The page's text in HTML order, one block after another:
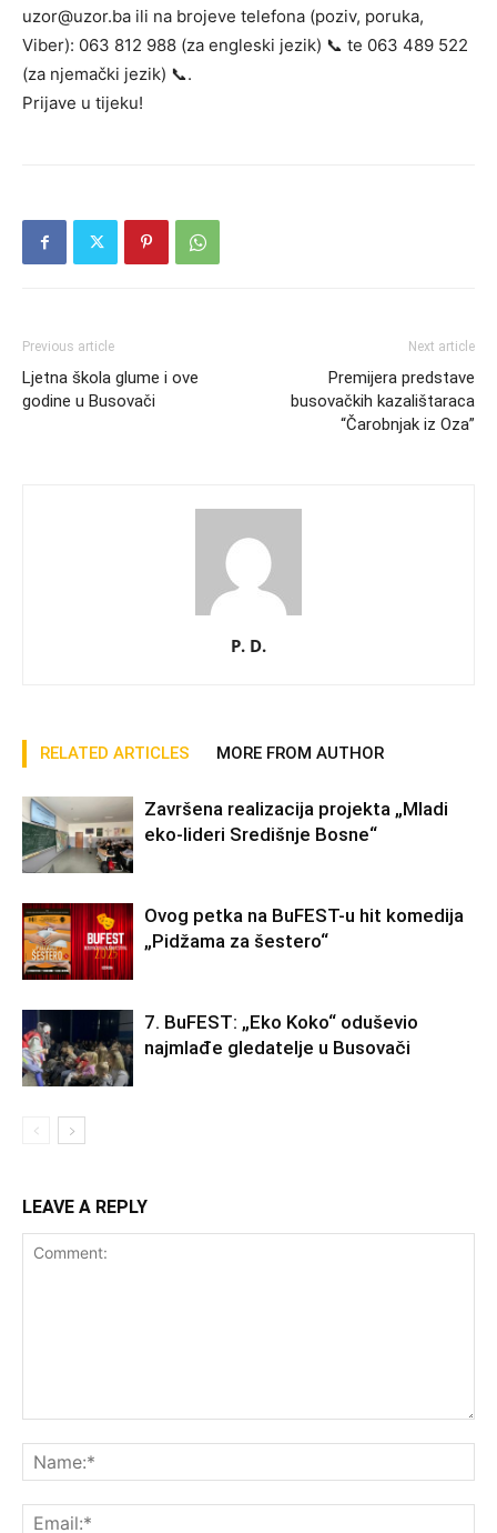
uzor@uzor.ba ili na brojeve telefona (poziv, poruka,
Viber): 063 812 988 (za engleski jezik) 📞 te 063 489 522
(za njemački jezik) 📞.
Prijave u tijeku!
Previous article
Ljetna škola glume i ove
godine u Busovači
Next article
Premijera predstave
busovačkih kazalištaraca
“Čarobnjak iz Oza”
P. D.
RELATED ARTICLES MORE FROM AUTHOR
Završena realizacija projekta „Mladi
eko-lideri Središnje Bosne“
Ovog petka na BuFEST-u hit komedija
„Pidžama za šestero“
7. BuFEST: „Eko Koko“ oduševio
najmlađe gledatelje u Busovači
LEAVE A REPLY